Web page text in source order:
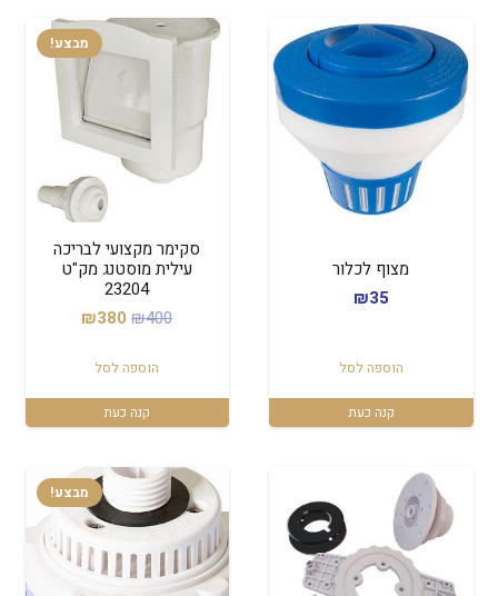
מצוף לכלור
₪35
הוספה לסל
קנה כעת
מבצע!
סקימר מקצועי לבריכה
עילית מוסטנג מק"ט
23204
₪400
המחיר
היה:
₪400.
₪380
המחיר
₪380.
הוספה לסל
קנה כעת
מבצע!